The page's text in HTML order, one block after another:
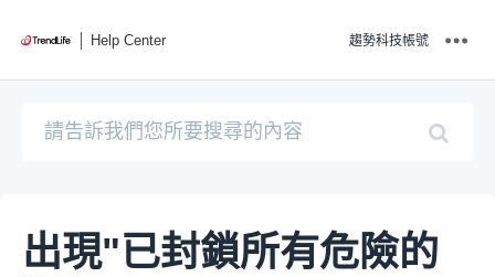
Help Center 趨勢科技帳號
出現"已封鎖所有危險的